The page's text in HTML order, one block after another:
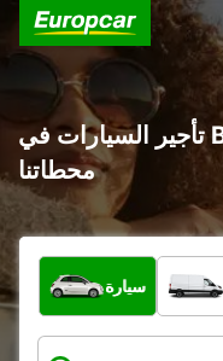
تأجير السيارات في Bergkamen : اكتشف جميع
محطاتنا
ما نوع المركبة؟
سيارة